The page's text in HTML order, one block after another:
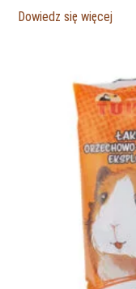
Dowiedz się więcej